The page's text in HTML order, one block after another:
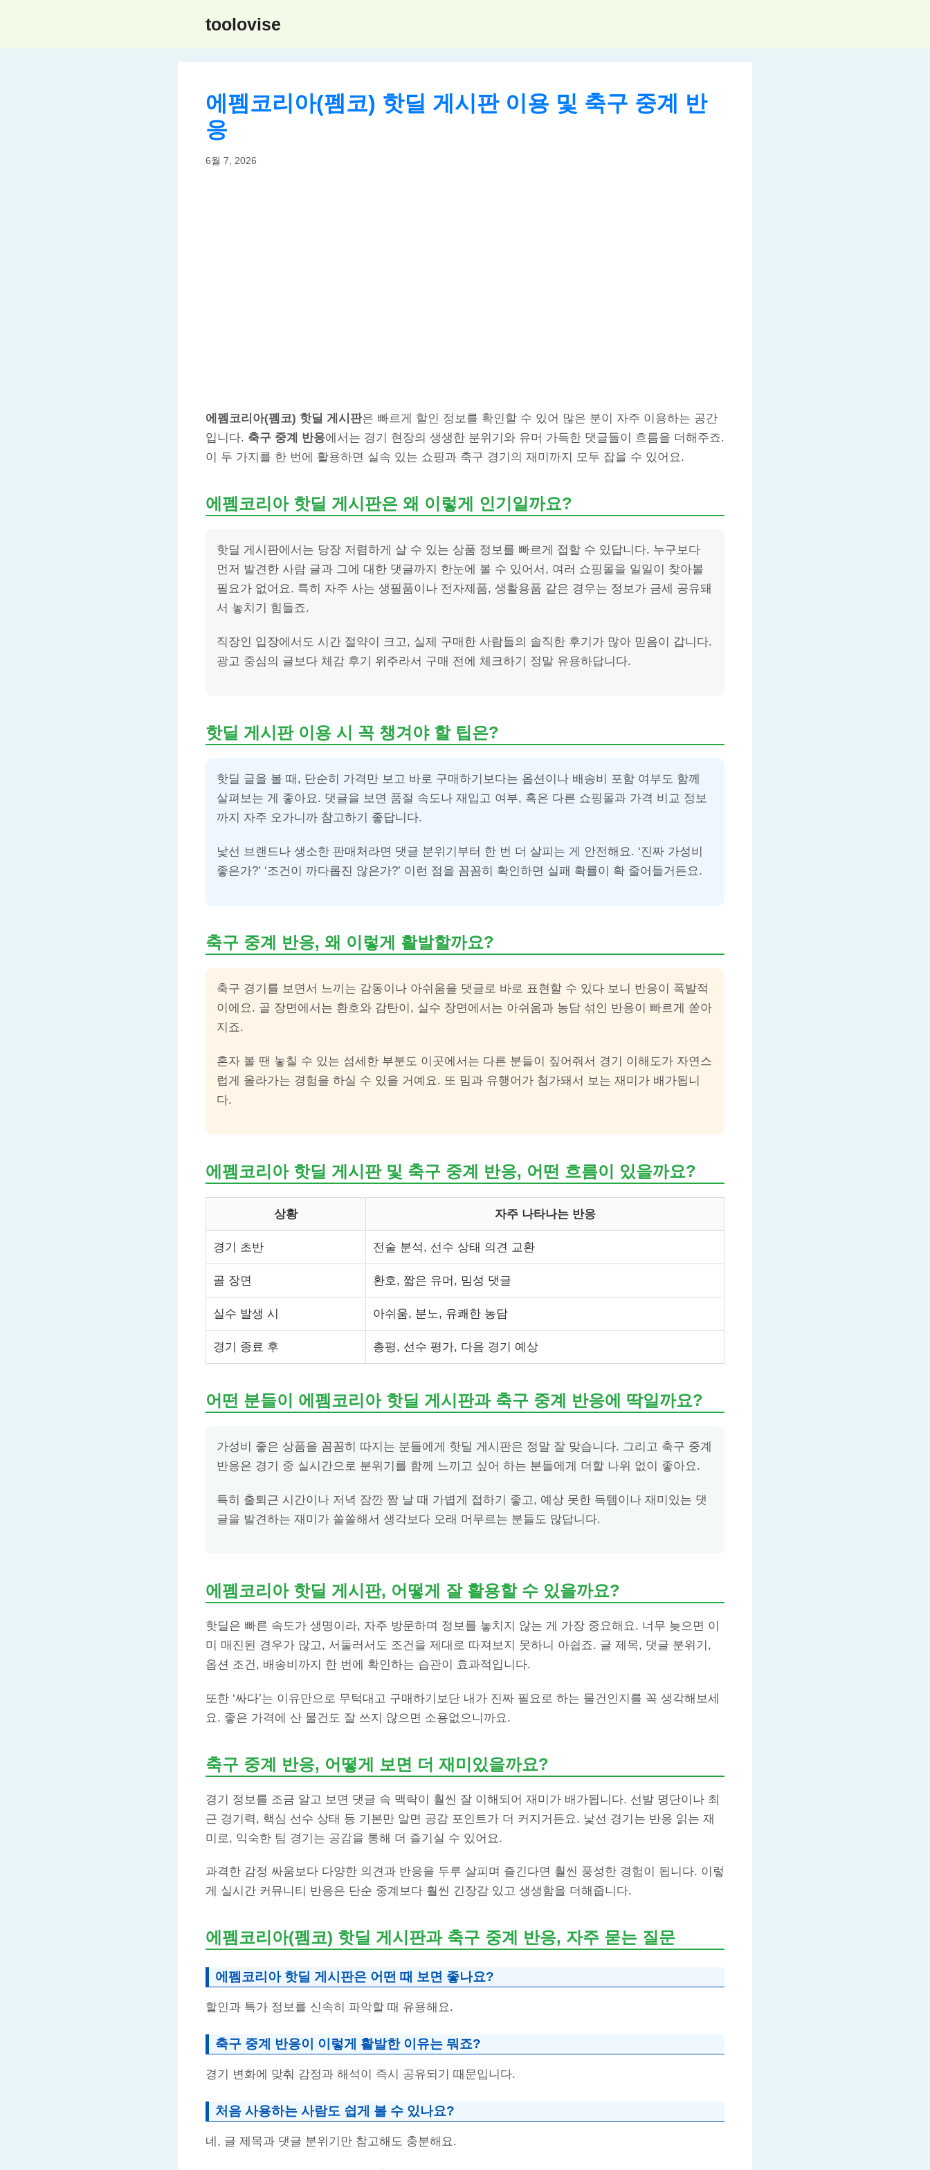
toolovise
에펨코리아(펨코) 핫딜 게시판 이용 및 축구 중계 반
응
6월 7, 2026
에펨코리아(펨코) 핫딜 게시판은 빠르게 할인 정보를 확인할 수 있어 많은 분이 자주 이용하는 공간
입니다. 축구 중계 반응에서는 경기 현장의 생생한 분위기와 유머 가득한 댓글들이 흐름을 더해주죠.
이 두 가지를 한 번에 활용하면 실속 있는 쇼핑과 축구 경기의 재미까지 모두 잡을 수 있어요.
에펨코리아 핫딜 게시판은 왜 이렇게 인기일까요?
핫딜 게시판에서는 당장 저렴하게 살 수 있는 상품 정보를 빠르게 접할 수 있답니다. 누구보다
먼저 발견한 사람 글과 그에 대한 댓글까지 한눈에 볼 수 있어서, 여러 쇼핑몰을 일일이 찾아볼
필요가 없어요. 특히 자주 사는 생필품이나 전자제품, 생활용품 같은 경우는 정보가 금세 공유돼
서 놓치기 힘들죠.
직장인 입장에서도 시간 절약이 크고, 실제 구매한 사람들의 솔직한 후기가 많아 믿음이 갑니다.
광고 중심의 글보다 체감 후기 위주라서 구매 전에 체크하기 정말 유용하답니다.
핫딜 게시판 이용 시 꼭 챙겨야 할 팁은?
핫딜 글을 볼 때, 단순히 가격만 보고 바로 구매하기보다는 옵션이나 배송비 포함 여부도 함께
살펴보는 게 좋아요. 댓글을 보면 품절 속도나 재입고 여부, 혹은 다른 쇼핑몰과 가격 비교 정보
까지 자주 오가니까 참고하기 좋답니다.
낯선 브랜드나 생소한 판매처라면 댓글 분위기부터 한 번 더 살피는 게 안전해요. ‘진짜 가성비
좋은가?’ ‘조건이 까다롭진 않은가?’ 이런 점을 꼼꼼히 확인하면 실패 확률이 확 줄어들거든요.
축구 중계 반응, 왜 이렇게 활발할까요?
축구 경기를 보면서 느끼는 감동이나 아쉬움을 댓글로 바로 표현할 수 있다 보니 반응이 폭발적
이에요. 골 장면에서는 환호와 감탄이, 실수 장면에서는 아쉬움과 농담 섞인 반응이 빠르게 쏟아
지죠.
혼자 볼 땐 놓칠 수 있는 섬세한 부분도 이곳에서는 다른 분들이 짚어줘서 경기 이해도가 자연스
럽게 올라가는 경험을 하실 수 있을 거예요. 또 밈과 유행어가 첨가돼서 보는 재미가 배가됩니
다.
에펨코리아 핫딜 게시판 및 축구 중계 반응, 어떤 흐름이 있을까요?
상황 자주 나타나는 반응
경기 초반 전술 분석, 선수 상태 의견 교환
골 장면 환호, 짧은 유머, 밈성 댓글
실수 발생 시 아쉬움, 분노, 유쾌한 농담
경기 종료 후 총평, 선수 평가, 다음 경기 예상
어떤 분들이 에펨코리아 핫딜 게시판과 축구 중계 반응에 딱일까요?
가성비 좋은 상품을 꼼꼼히 따지는 분들에게 핫딜 게시판은 정말 잘 맞습니다. 그리고 축구 중계
반응은 경기 중 실시간으로 분위기를 함께 느끼고 싶어 하는 분들에게 더할 나위 없이 좋아요.
특히 출퇴근 시간이나 저녁 잠깐 짬 날 때 가볍게 접하기 좋고, 예상 못한 득템이나 재미있는 댓
글을 발견하는 재미가 쏠쏠해서 생각보다 오래 머무르는 분들도 많답니다.
에펨코리아 핫딜 게시판, 어떻게 잘 활용할 수 있을까요?
핫딜은 빠른 속도가 생명이라, 자주 방문하며 정보를 놓치지 않는 게 가장 중요해요. 너무 늦으면 이
미 매진된 경우가 많고, 서둘러서도 조건을 제대로 따져보지 못하니 아쉽죠. 글 제목, 댓글 분위기,
옵션 조건, 배송비까지 한 번에 확인하는 습관이 효과적입니다.
또한 ‘싸다’는 이유만으로 무턱대고 구매하기보단 내가 진짜 필요로 하는 물건인지를 꼭 생각해보세
요. 좋은 가격에 산 물건도 잘 쓰지 않으면 소용없으니까요.
축구 중계 반응, 어떻게 보면 더 재미있을까요?
경기 정보를 조금 알고 보면 댓글 속 맥락이 훨씬 잘 이해되어 재미가 배가됩니다. 선발 명단이나 최
근 경기력, 핵심 선수 상태 등 기본만 알면 공감 포인트가 더 커지거든요. 낯선 경기는 반응 읽는 재
미로, 익숙한 팀 경기는 공감을 통해 더 즐기실 수 있어요.
과격한 감정 싸움보다 다양한 의견과 반응을 두루 살피며 즐긴다면 훨씬 풍성한 경험이 됩니다. 이렇
게 실시간 커뮤니티 반응은 단순 중계보다 훨씬 긴장감 있고 생생함을 더해줍니다.
에펨코리아(펨코) 핫딜 게시판과 축구 중계 반응, 자주 묻는 질문
에펨코리아 핫딜 게시판은 어떤 때 보면 좋나요?
할인과 특가 정보를 신속히 파악할 때 유용해요.
축구 중계 반응이 이렇게 활발한 이유는 뭐죠?
경기 변화에 맞춰 감정과 해석이 즉시 공유되기 때문입니다.
처음 사용하는 사람도 쉽게 볼 수 있나요?
네, 글 제목과 댓글 분위기만 참고해도 충분해요.